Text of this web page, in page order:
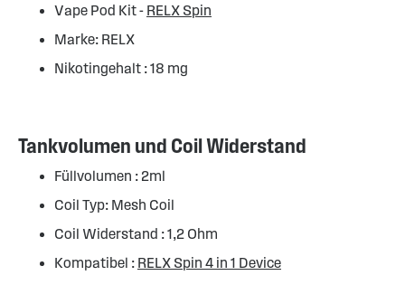
Vape Pod Kit - RELX Spin
Marke: RELX
Nikotingehalt : 18 mg
Tankvolumen und Coil Widerstand
Füllvolumen : 2ml
Coil Typ: Mesh Coil
Coil Widerstand : 1,2 Ohm
Kompatibel : RELX Spin 4 in 1 Device